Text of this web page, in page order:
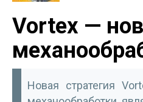
Vortex —
Новая стратегия